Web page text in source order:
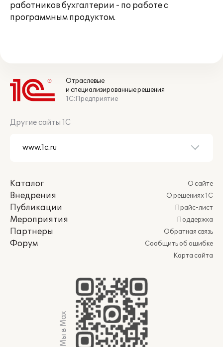
работников бухгалтерии - по работе с
программным продуктом.
Отраслевые
и специализированные решения
1С:Предприятие
Другие сайты 1С
Каталог
Внедрения
Публикации
Мероприятия
Партнеры
Форум
О сайте
О решениях 1С
Прайс-лист
Поддержка
Обратная связь
Сообщить об ошибке
Карта сайта
Мы в Max